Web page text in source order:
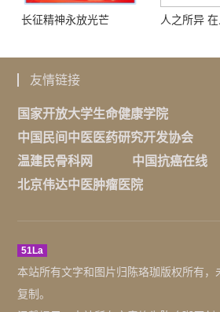
长征精神永放光芒 人之所异
友情链接
国家开放大学生命健康学院
中国民间中医医药研究开发协会
温建民骨科网
中国抗癌在线
北京伟达中医肿瘤医院
51La
本站所有文字和图片归陈珞珈版权所有，
复制。